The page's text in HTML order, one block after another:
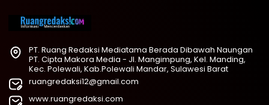
PT. Ruang Redaksi Mediatama Berada Dibawah Naungan
PT. Cipta Makora Media - Jl. Mangimpung, Kel. Manding,
Kec. Polewali, Kab.Polewali Mandar, Sulawesi Barat
ruangredaksi12@gmail.com
www.ruangredaksi.com